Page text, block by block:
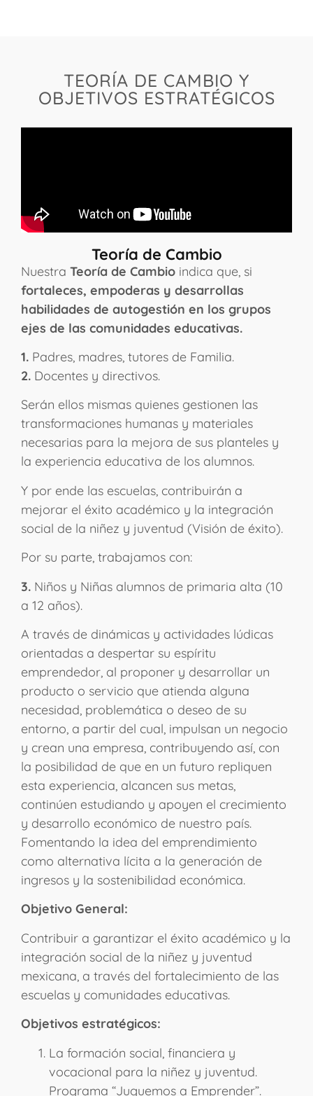
TEORÍA DE CAMBIO Y
OBJETIVOS ESTRATÉGICOS
Teoría de Cambio
Nuestra Teoría de Cambio indica que, si
fortaleces, empoderas y desarrollas
habilidades de autogestión en los grupos
ejes de las comunidades educativas.
1. Padres, madres, tutores de Familia.
2. Docentes y directivos.
Serán ellos mismas quienes gestionen las
transformaciones humanas y materiales
necesarias para la mejora de sus planteles y
la experiencia educativa de los alumnos.
Y por ende las escuelas, contribuirán a
mejorar el éxito académico y la integración
social de la niñez y juventud (Visión de éxito).
Por su parte, trabajamos con:
3. Niños y Niñas alumnos de primaria alta (10
a 12 años).
A través de dinámicas y actividades lúdicas
orientadas a despertar su espíritu
emprendedor, al proponer y desarrollar un
producto o servicio que atienda alguna
necesidad, problemática o deseo de su
entorno, a partir del cual, impulsan un negocio
y crean una empresa, contribuyendo así, con
la posibilidad de que en un futuro repliquen
esta experiencia, alcancen sus metas,
continúen estudiando y apoyen el crecimiento
y desarrollo económico de nuestro país.
Fomentando la idea del emprendimiento
como alternativa lícita a la generación de
ingresos y la sostenibilidad económica.
Objetivo General:
Contribuir a garantizar el éxito académico y la
integración social de la niñez y juventud
mexicana, a través del fortalecimiento de las
escuelas y comunidades educativas.
Objetivos estratégicos:
La formación social, financiera y
vocacional para la niñez y juventud.
Programa “Juguemos a Emprender”.